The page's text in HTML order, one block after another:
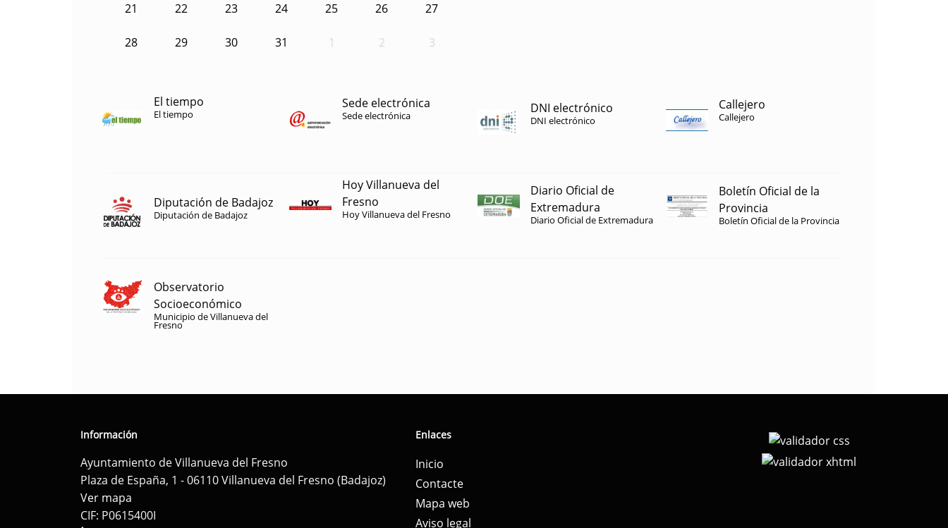
21 22 23 24 25 26 27
28 29 30 31 1 2 3
El tiempo
El tiempo
Sede electrónica
Sede electrónica DNI electrónico
DNI electrónico
Callejero
Callejero
Diputación de Badajoz
Diputación de Badajoz
Hoy Villanueva del
Fresno
Hoy Villanueva del Fresno
Diario Oficial de
Extremadura
Diario Oficial de Extremadura
Boletín Oficial de la
Provincia
Boletín Oficial de la Provincia
Observatorio
Socioeconómico
Municipio de Villanueva del
Fresno
Información
Ayuntamiento de Villanueva del Fresno
Plaza de España, 1 - 06110 Villanueva del Fresno (Badajoz)
Ver mapa
CIF: P0615400I
Enlaces
Inicio
Contacte
Mapa web
Aviso legal